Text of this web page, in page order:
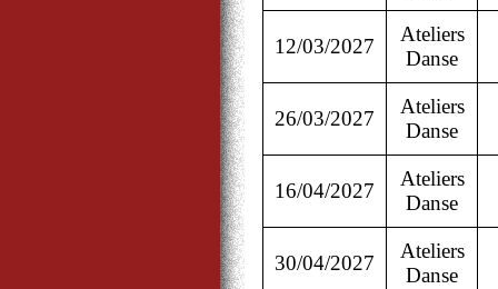
12/03/2027
Ateliers
Danse
26/03/2027
Ateliers
Danse
16/04/2027
Ateliers
Danse
30/04/2027
Ateliers
Danse